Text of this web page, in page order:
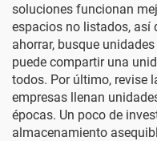
soluciones funcionan
espacios no listados, así
ahorrar, busque
puede compartir una
todos. Por último, revise
empresas llenan
épocas. Un poco de
almacenamiento